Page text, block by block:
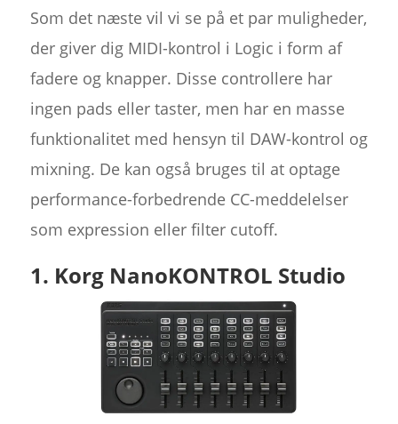
Som det næste vil vi se på et par muligheder,
der giver dig MIDI-kontrol i Logic i form af
fadere og knapper. Disse controllere har
ingen pads eller taster, men har en masse
funktionalitet med hensyn til DAW-kontrol og
mixning. De kan også bruges til at optage
performance-forbedrende CC-meddelelser
som expression eller filter cutoff.
1. Korg NanoKONTROL Studio